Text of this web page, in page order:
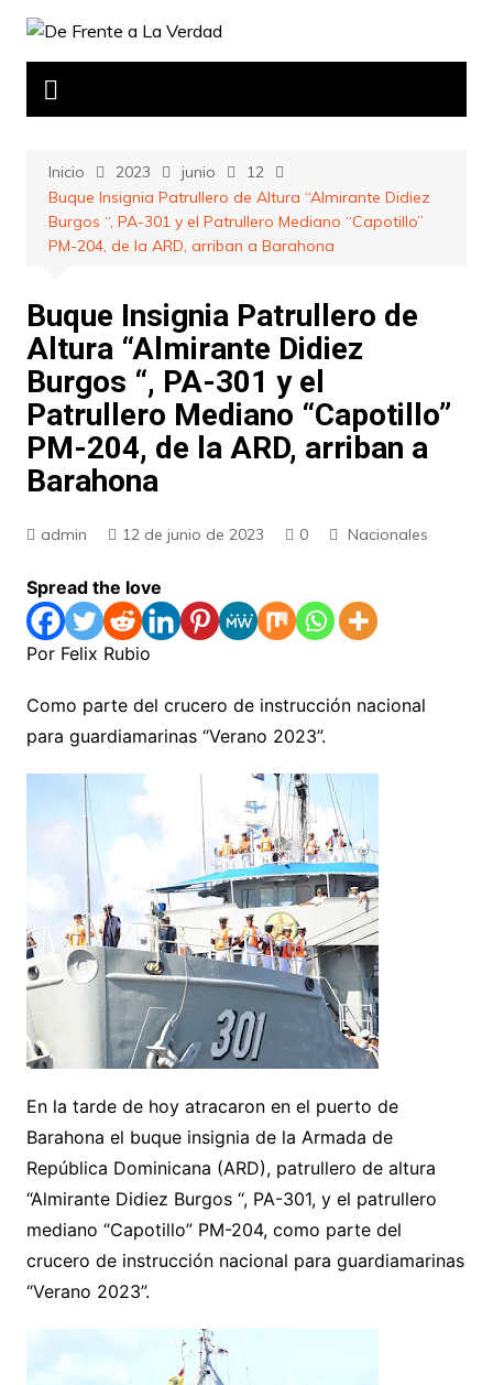
Saltar
contenido
Inicio 2023 junio
12
Buque Insignia Patrullero de Altura “Almirante Didiez
Burgos “, PA-301 y el Patrullero Mediano “Capotillo”
PM-204, de la ARD, arriban a Barahona
Buque Insignia Patrullero de
Altura “Almirante Didiez
Burgos “, PA-301 y el
Patrullero Mediano “Capotillo”
PM-204, de la ARD, arriban a
Barahona
admin 12 de junio de 2023 0 Nacionales
Spread the love
Por Felix Rubio
Como parte del crucero de instrucción nacional
para guardiamarinas “Verano 2023”.
En la tarde de hoy atracaron en el puerto de
Barahona el buque insignia de la Armada de
República Dominicana (ARD), patrullero de altura
“Almirante Didiez Burgos “, PA-301, y el patrullero
mediano “Capotillo” PM-204, como parte del
crucero de instrucción nacional para guardiamarinas
“Verano 2023”.